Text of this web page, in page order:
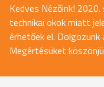
Kedves Nézőink!
technikai okok miatt
érhetőek el. Dolgozunk
Megértésüket